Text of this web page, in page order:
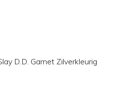
D.D. Garnet Zilverkleurig